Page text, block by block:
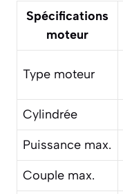
Spécifications
moteur
Type moteur
Cylindrée
Puissance max.
Couple max.